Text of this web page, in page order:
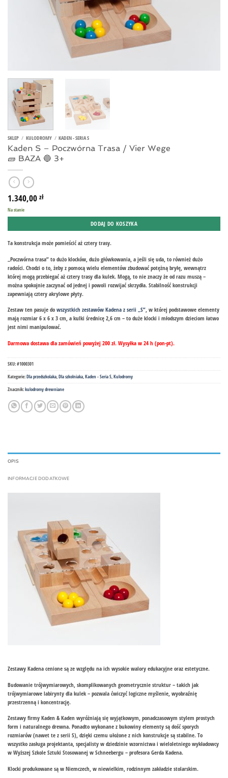
SKLEP / KULODROMY / KADEN - SERIA S
Kaden S – Poczwórna Trasa / Vier Wege
🧱 BAZA 🔵 3+
1.340,00 zł
Na stanie
DODAJ DO KOSZYKA
Ta konstrukcja może pomieścić aż cztery trasy.
„Poczwórna trasa” to dużo klocków, dużo główkowania, a jeśli się uda, to również dużo
radości. Chodzi o to, żeby z pomocą wielu elementów zbudować potężną bryłę, wewnątrz
której mogą przebiegać aż cztery trasy dla kulek. Mogą, to nie znaczy że od razu muszą –
można spokojnie zaczynać od jednej i powoli rozwijać skrzydła. Stabilność konstrukcji
zapewniają cztery akrylowe płyty.
Zestaw ten pasuje do wszystkich zestawów Kadena z serii „S”, w której podstawowe elementy
mają rozmiar 6 x 6 x 3 cm, a kulki średnicę 2,6 cm – to duże klocki i młodszym dzieciom łatwo
jest nimi manipulować.
Darmowa dostawa dla zamówień powyżej 200 zł. Wysyłka w 24 h (pon-pt).
SKU:#1000301
Kategorie:Dla przedszkolaka,Dla szkolniaka,Kaden - Seria S,Kulodromy
Znacznik:kulodromy drewniane
OPIS
INFORMACJE DODATKOWE
Zestawy Kadena cenione są ze względu na ich wysokie walory edukacyjne oraz estetyczne.
Budowanie trójwymiarowych, skomplikowanych geometrycznie struktur – takich jak
trójwymiarowe labirynty dla kulek – pozwala ćwiczyć logiczne myślenie, wyobraźnię
przestrzenną i koncentrację.
Zestawy firmy Kaden & Kaden wyróżniają się wyjątkowym, ponadczasowym stylem prostych
form i naturalnego drewna. Ponadto wykonane z bukowiny elementy są dość sporych
rozmiarów (nawet te z serii S), dzięki czemu ułożone z nich konstrukcje są stabilne. To
wszystko zasługa projektanta, specjalisty w dziedzinie wzornictwa i wieloletniego wykładowcy
w Wyższej Szkole Sztuki Stosowanej w Schneebergu – profesora Gerda Kadena.
Klocki produkowane są w Niemczech, w niewielkim, rodzinnym zakładzie stolarskim.